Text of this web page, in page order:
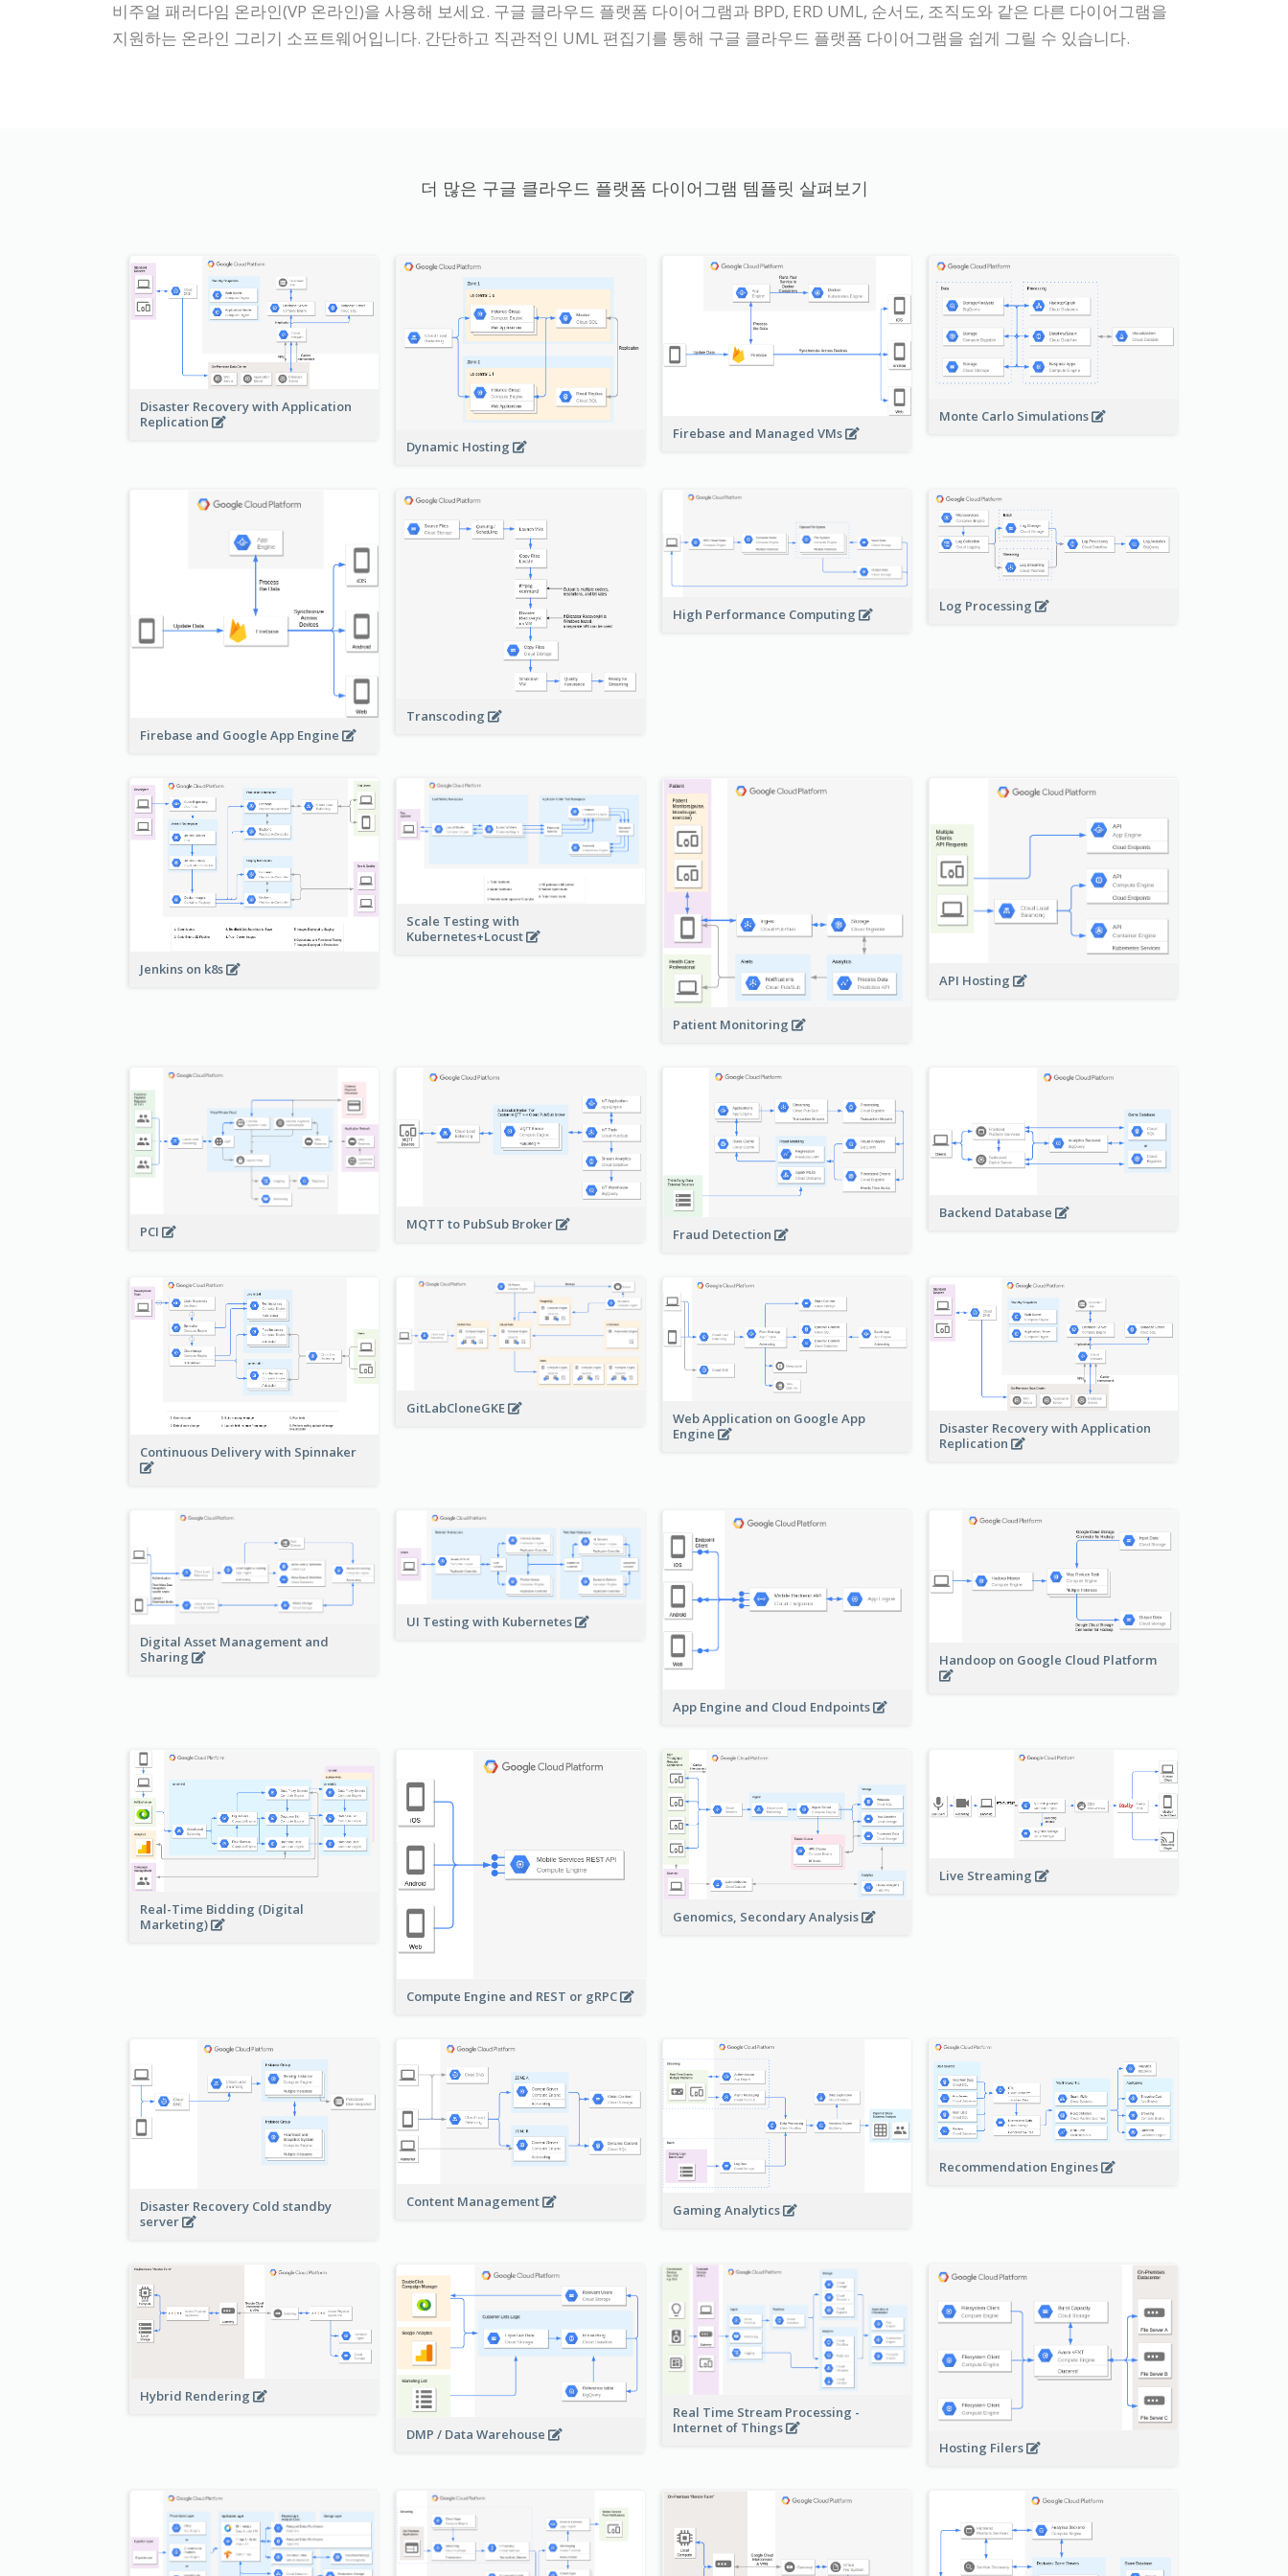
비주얼 패러다임 온라인(VP 온라인)을 사용해 보세요. 구글 클라우드 플랫폼 다이어그램과 BPD, ERD UML, 순서도, 조직도와 같은 다른 다이어그램을
지원하는 온라인 그리기 소프트웨어입니다. 간단하고 직관적인 UML 편집기를 통해 구글 클라우드 플랫폼 다이어그램을 쉽게 그릴 수 있습니다.
더 많은 구글 클라우드 플랫폼 다이어그램 템플릿 살펴보기
Disaster Recovery with Application
Replication
Dynamic Hosting
Firebase and Managed VMs
Monte Carlo Simulations
Firebase and Google App Engine
Transcoding
High Performance Computing Log Processing
Jenkins on k8s
Scale Testing with
Kubernetes+Locust
Patient Monitoring
API Hosting
PCI MQTT to PubSub Broker
Fraud Detection
Backend Database
Continuous Delivery with Spinnaker
GitLabCloneGKE
Web Application on Google App
Engine
Disaster Recovery with Application
Replication
Digital Asset Management and
Sharing
UI Testing with Kubernetes
App Engine and Cloud Endpoints
Handoop on Google Cloud Platform
Real-Time Bidding (Digital
Marketing)
Compute Engine and REST or gRPC
Genomics, Secondary Analysis
Live Streaming
Disaster Recovery Cold standby
server
Content Management
Gaming Analytics
Recommendation Engines
Hybrid Rendering
DMP / Data Warehouse
Real Time Stream Processing -
Internet of Things
Hosting Filers